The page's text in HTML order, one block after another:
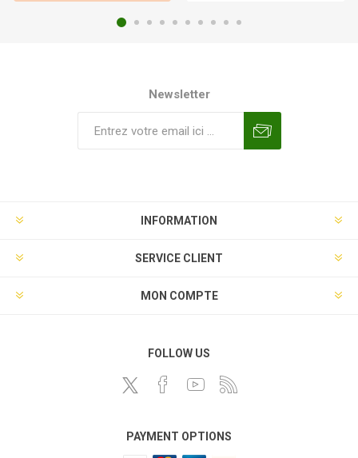
Newsletter
INFORMATION
SERVICE CLIENT
MON COMPTE
FOLLOW US
PAYMENT OPTIONS